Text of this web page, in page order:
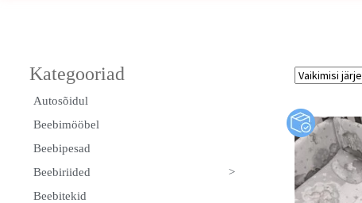
Autosõidul
Beebimööbel
Beebipesad
>
Beebiriided
Beebitekid